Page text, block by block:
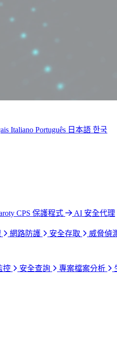
Italiano Português 日本語 한국
CPS 保護程式
AI 安全代理
網路防護 安全存取
威脅偵
控 安全查詢 專案檔案分析